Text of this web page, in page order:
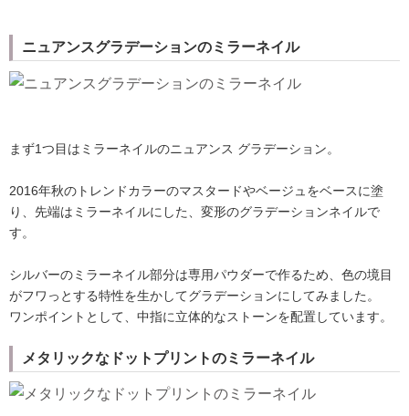
ニュアンスグラデーションのミラーネイル
まず1つ目はミラーネイルのニュアンス グラデーション。
2016年秋のトレンドカラーのマスタードやベージュをベースに塗
り、先端はミラーネイルにした、変形のグラデーションネイルで
す。
シルバーのミラーネイル部分は専用パウダーで作るため、色の境目
がフワっとする特性を生かしてグラデーションにしてみました。
ワンポイントとして、中指に立体的なストーンを配置しています。
メタリックなドットプリントのミラーネイル